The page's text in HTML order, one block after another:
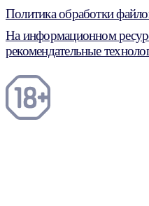
Политика обработки
На информационном
рекомендательные